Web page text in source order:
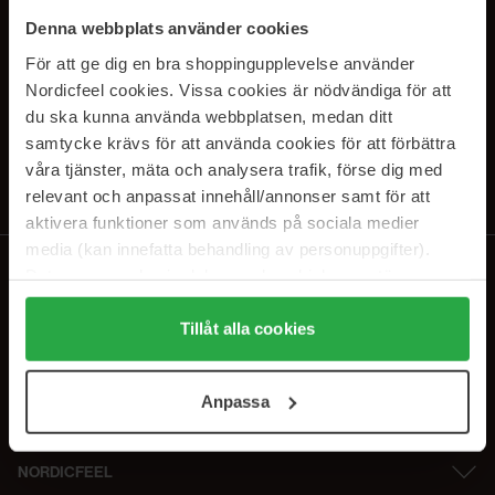
Denna webbplats använder cookies
För att ge dig en bra shoppingupplevelse använder
Nordicfeel cookies. Vissa cookies är nödvändiga för att
du ska kunna använda webbplatsen, medan ditt
samtycke krävs för att använda cookies för att förbättra
våra tjänster, mäta och analysera trafik, förse dig med
relevant och anpassat innehåll/annonser samt för att
aktivera funktioner som används på sociala medier
media (kan innefatta behandling av personuppgifter).
Genom att trycka på "Tillåt alla cookies" accepterar du
alla cookies, medan du under "Detaljer" kan anpassa
användningen av cookies. Du kan när som helst återkalla
samt vår Integritetspolicy.
Tillåt alla cookies
Anpassa
PRENUMERERA PÅ VÅRA
NYHETSBREV
E-postadress
Genom att prenumerera accepterar du vårIntegritetspolicy.
NORDICFEEL